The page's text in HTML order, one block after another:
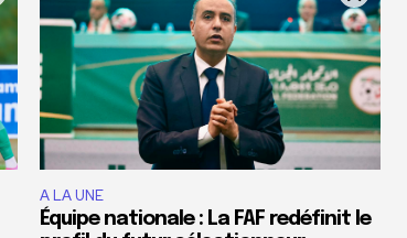
A LA UNE
Équipe nationale : La FAF redéfinit le